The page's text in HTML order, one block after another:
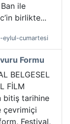
ile
birlikte...
cumartesi
Formu
BELGESEL
FİLM
bitiş tarihine
çevrimiçi
Festival,